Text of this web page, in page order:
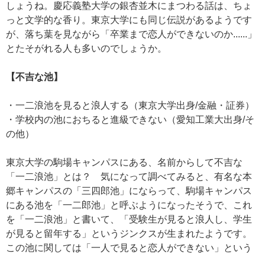
しょうね。慶応義塾大学の銀杏並木にまつわる話は、ちょ
っと文学的な香り。東京大学にも同じ伝説があるようです
が、落ち葉を見ながら「卒業まで恋人ができないのか......」
とたそがれる人も多いのでしょうか。
【不吉な池】
・一二浪池を見ると浪人する（東京大学出身/金融・証券）
・学校内の池におちると進級できない（愛知工業大出身/そ
の他）
東京大学の駒場キャンパスにある、名前からして不吉な
「一二浪池」とは？ 気になって調べてみると、有名な本
郷キャンパスの「三四郎池」にならって、駒場キャンパス
にある池を「一二郎池」と呼ぶようになったそうで、これ
を「一二浪池」と書いて、「受験生が見ると浪人し、学生
が見ると留年する」というジンクスが生まれたようです。
この池に関しては「一人で見ると恋人ができない」という